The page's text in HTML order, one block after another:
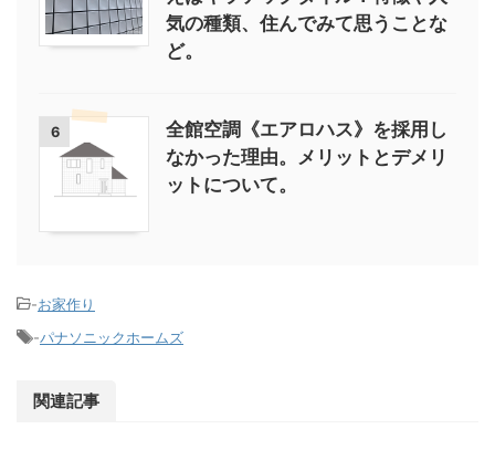
気の種類、住んでみて思うことな
ど。
6
全館空調《エアロハス》を採用し
なかった理由。メリットとデメリ
ットについて。
-お家作り
-パナソニックホームズ
関連記事